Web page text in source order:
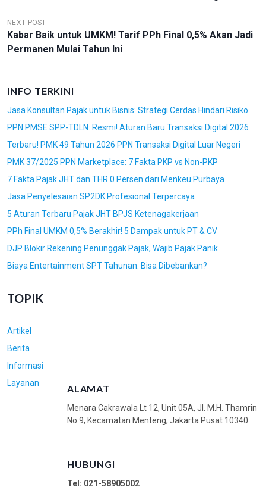
I
G
I
P
O
S
NEXT POST
Kabar Baik untuk UMKM! Tarif PPh Final 0,5% Akan Jadi
Permanen Mulai Tahun Ini
INFO TERKINI
Jasa Konsultan Pajak untuk Bisnis: Strategi Cerdas Hindari Risiko
PPN PMSE SPP-TDLN: Resmi! Aturan Baru Transaksi Digital 2026
Terbaru! PMK 49 Tahun 2026 PPN Transaksi Digital Luar Negeri
PMK 37/2025 PPN Marketplace: 7 Fakta PKP vs Non-PKP
7 Fakta Pajak JHT dan THR 0 Persen dari Menkeu Purbaya
Jasa Penyelesaian SP2DK Profesional Terpercaya
5 Aturan Terbaru Pajak JHT BPJS Ketenagakerjaan
PPh Final UMKM 0,5% Berakhir! 5 Dampak untuk PT & CV
DJP Blokir Rekening Penunggak Pajak, Wajib Pajak Panik
Biaya Entertainment SPT Tahunan: Bisa Dibebankan?
TOPIK
Artikel
Berita
Informasi
Layanan
ALAMAT
Menara Cakrawala Lt 12, Unit 05A, Jl. M.H. Thamrin
No.9, Kecamatan Menteng, Jakarta Pusat 10340.
HUBUNGI
Tel: 021-58905002